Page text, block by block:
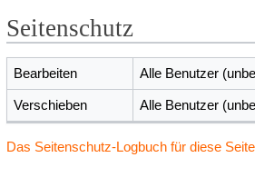
Seitenschutz
Bearbeiten Alle Benutzer
Verschieben Alle Benutzer
Das Seitenschutz-Logbuch für diese